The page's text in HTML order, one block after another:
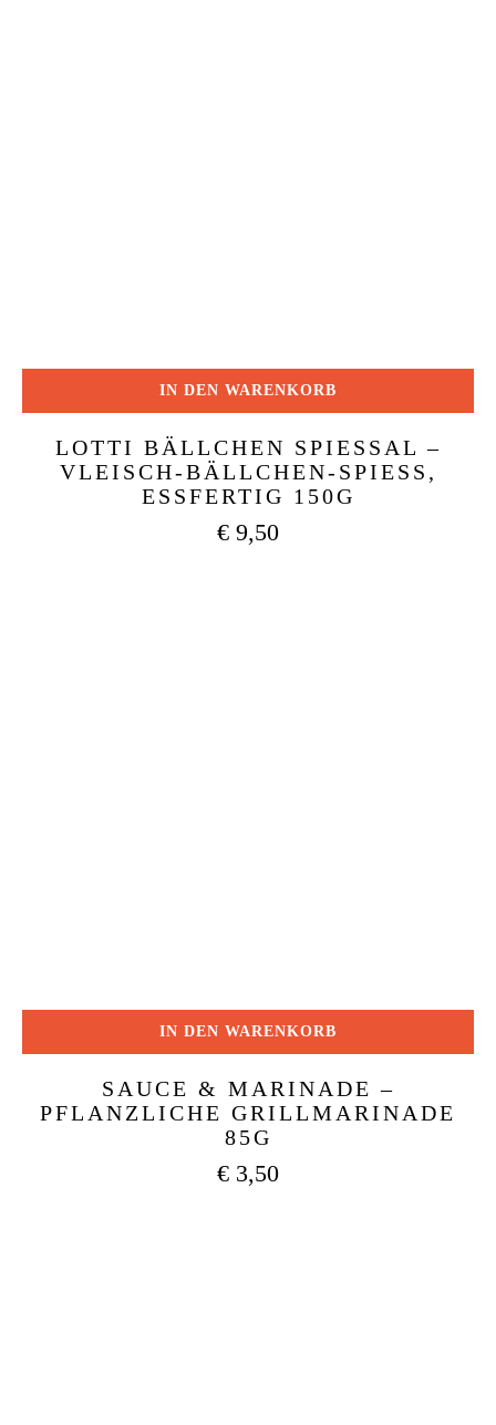
IN DEN WARENKORB
LOTTI BÄLLCHEN SPIESSAL –
VLEISCH-BÄLLCHEN-SPIESS, ES
SFERTIG 150G
€ 9,50
IN DEN WARENKORB
SAUCE & MARINADE –
PFLANZLICHE GRILLMARINADE
85G
€ 3,50